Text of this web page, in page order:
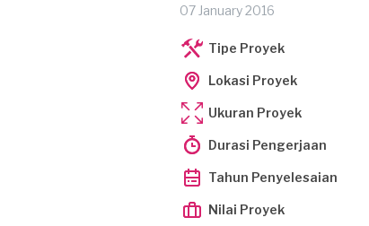
07 January 2016
Tipe Proyek
Lokasi Proyek
Ukuran Proyek
Durasi Pengerjaan
Tahun Penyelesaian
Nilai Proyek